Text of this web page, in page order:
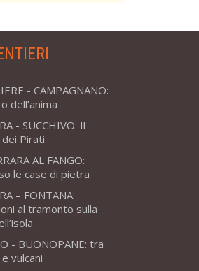
- CAMPAGNANO:
dell’anima
- SUCCHIVO: Il
Pirati
AL FANGO:
le case di pietra
– FONTANA:
al tramonto sulla
- BUONOPANE: tra
vulcani